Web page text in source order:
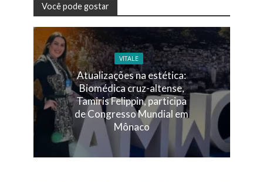
Você pode gostar
VITALE
Atualizações na estética:
Biomédica cruz-altense,
Tamiris Felippin, participa
de Congresso Mundial em
Mônaco